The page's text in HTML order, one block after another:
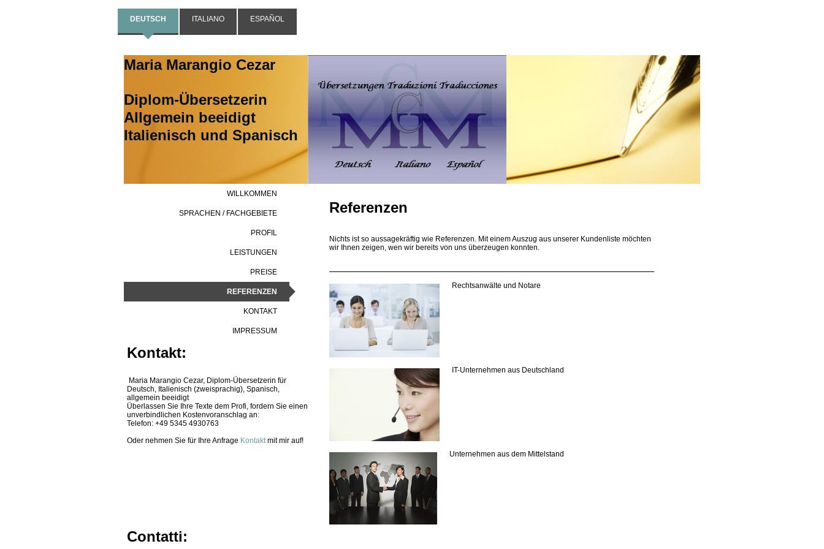
DEUTSCH ITALIANO ESPAÑOL
Maria Marangio Cezar
Diplom-Übersetzerin
Allgemein beeidigt
Italienisch und Spanisch
Referenzen
Nichts ist so aussagekräftig wie Referenzen. Mit einem Auszug aus unserer Kundenliste möchten
wir Ihnen zeigen, wen wir bereits von uns überzeugen konnten.
Rechtsanwälte und Notare
IT-Unternehmen aus Deutschland
Unternehmen aus dem Mittelstand
WILLKOMMEN
SPRACHEN / FACHGEBIETE
PROFIL
LEISTUNGEN
PREISE
REFERENZEN
KONTAKT
IMPRESSUM
Kontakt:
Maria Marangio Cezar, Diplom-Übersetzerin für
Deutsch, Italienisch (zweisprachig), Spanisch,
allgemein beeidigt
Überlassen Sie Ihre Texte dem Profi, fordern Sie einen
unverbindlichen Kostenvoranschlag an:
Telefon: +49 5345 4930763
Oder nehmen Sie für Ihre Anfrage Kontaktmit mir auf!
Contatti: